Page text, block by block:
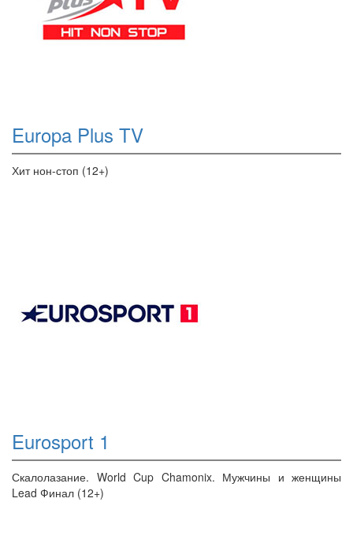
Europa Plus TV
Хит нон-стоп (12+)
Eurosport 1
Скалолазание. World Cup Chamonix. Мужчины и женщины
Lead Финал (12+)